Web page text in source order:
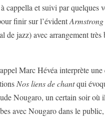
cappella et suivi par quelques
finir sur l’évidentArmstrong
de jazz) avec arrangement très
Marc Hévéa interprète une
Nos liens de chantqui
Nougaro, un certain soir où
avec Nougaro dans le